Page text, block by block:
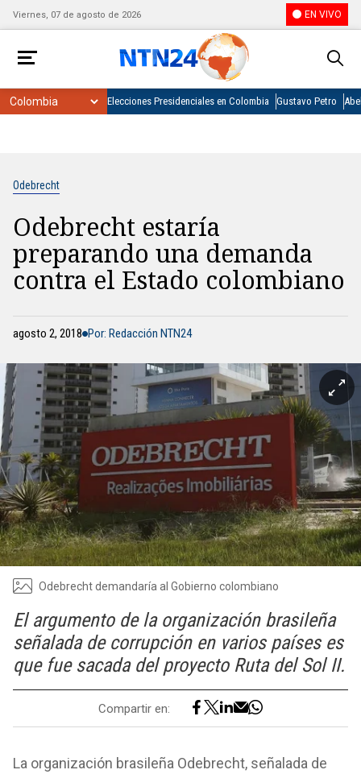
Viernes, 07 de agosto de 2026 EN VIVO
Elecciones Presidenciales en Colombia Gustavo Petro
Odebrecht
Odebrecht estaría
preparando una demanda
contra el Estado colombiano
agosto 2, 2018 Por: Redacción NTN24
Odebrecht demandaría al Gobierno colombiano
El argumento de la organización brasileña
señalada de corrupción en varios países es
que fue sacada del proyecto Ruta del Sol II.
Compartir en:
La organización brasileña Odebrecht, señalada de